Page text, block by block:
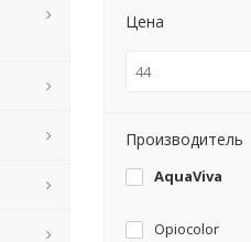
Цена
Производитель
AquaViva
Opiocolor